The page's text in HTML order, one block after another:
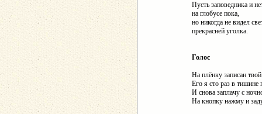
Пусть заповедника и
на глобусе пока,
но никогда не видел
прекрасней уголка.
Голос
На плёнку записан
Его я сто раз в тишине
И снова заплачу с
На кнопку нажму и